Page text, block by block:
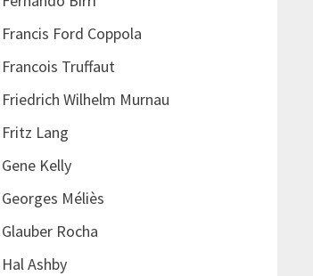
Francis Ford Coppola
Francois Truffaut
Friedrich Wilhelm Murnau
Fritz Lang
Gene Kelly
Georges Méliès
Glauber Rocha
Hal Ashby